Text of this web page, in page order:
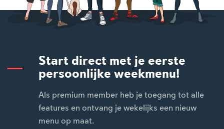
Start direct met je eerste
persoonlijke weekmenu!
Als premium member heb je toegang tot alle
features en ontvang je wekelijks een nieuw
menu op maat.